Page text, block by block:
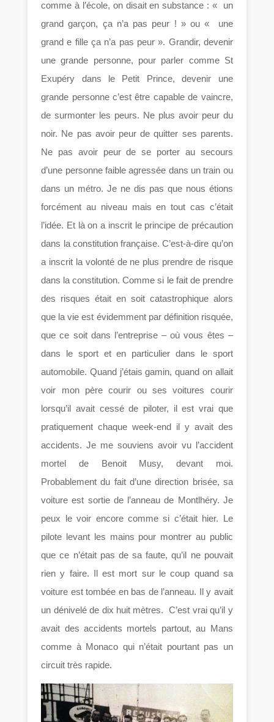
comme à l’école, on disait en substance : « un
grand garçon, ça n’a pas peur ! » ou « une
grand e fille ça n’a pas peur ». Grandir, devenir
une grande personne, pour parler comme St
Exupéry dans le Petit Prince, devenir une
grande personne c’est être capable de vaincre,
de surmonter les peurs. Ne plus avoir peur du
noir. Ne pas avoir peur de quitter ses parents.
Ne pas avoir peur de se porter au secours
d’une personne faible agressée dans un train ou
dans un métro. Je ne dis pas que nous étions
forcément au niveau mais en tout cas c’était
l’idée. Et là on a inscrit le principe de précaution
dans la constitution française. C’est-à-dire qu’on
a inscrit la volonté de ne plus prendre de risque
dans la constitution. Comme si le fait de prendre
des risques était en soit catastrophique alors
que la vie est évidemment par définition risquée,
que ce soit dans l’entreprise – où vous êtes –
dans le sport et en particulier dans le sport
automobile. Quand j’étais gamin, quand on allait
voir mon père courir ou ses voitures courir
lorsqu’il avait cessé de piloter, il est vrai que
pratiquement chaque week-end il y avait des
accidents. Je me souviens avoir vu l’accident
mortel de Benoit Musy, devant moi.
Probablement du fait d’une direction brisée, sa
voiture est sortie de l’anneau de Montlhéry. Je
peux le voir encore comme si c’était hier. Le
pilote levant les mains pour montrer au public
que ce n’était pas de sa faute, qu’il ne pouvait
rien y faire. Il est mort sur le coup quand sa
voiture est tombée en bas de l’anneau. Il y avait
un dénivelé de dix huit mètres. C’est vrai qu’il y
avait des accidents mortels partout, au Mans
comme à Monaco qui n’était pourtant pas un
circuit très rapide.